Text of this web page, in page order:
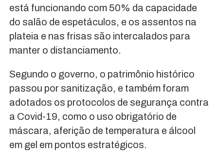
está funcionando com 50% da capacidade
do salão de espetáculos, e os assentos na
plateia e nas frisas são intercalados para
manter o distanciamento.
Segundo o governo, o patrimônio histórico
passou por sanitização, e também foram
adotados os protocolos de segurança contra
a Covid-19, como o uso obrigatório de
máscara, aferição de temperatura e álcool
em gel em pontos estratégicos.